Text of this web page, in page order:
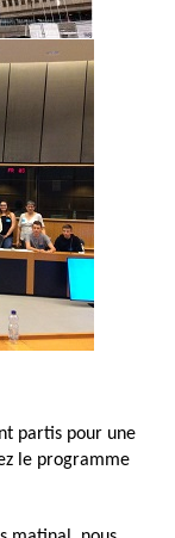
partis pour une
le programme